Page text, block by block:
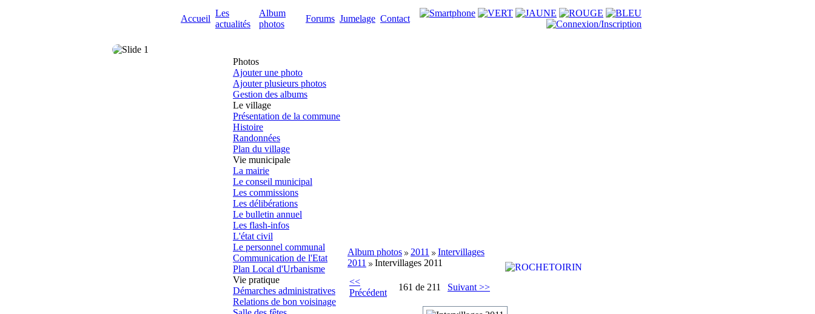
Accueil
Les
actualités
Album
photos
Forums Jumelage Contact
Photos
Ajouter une photo
Ajouter plusieurs photos
Gestion des albums
Le village
Présentation de la commune
Histoire
Randonnées
Plan du village
Vie municipale
La mairie
Le conseil municipal
Les commissions
Les délibérations
Le bulletin annuel
Les flash-infos
L'état civil
Le personnel communal
Communication de l'Etat
Plan Local d'Urbanisme
Vie pratique
Démarches administratives
Relations de bon voisinage
Album photos 2011
Intervillages
2011
Intervillages 2011
<<
Précédent
161 de 211 Suivant >>